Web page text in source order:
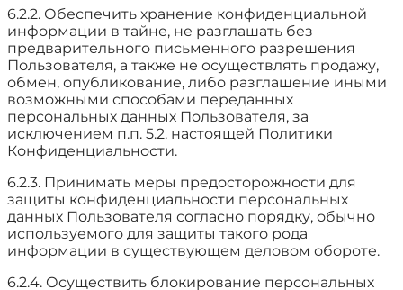
6.2.2. Обеспечить хранение конфиденциальной
информации в тайне, не разглашать без
предварительного письменного разрешения
Пользователя, а также не осуществлять продажу,
обмен, опубликование, либо разглашение иными
возможными способами переданных
персональных данных Пользователя, за
исключением п.п. 5.2. настоящей Политики
Конфиденциальности.
6.2.3. Принимать меры предосторожности для
защиты конфиденциальности персональных
данных Пользователя согласно порядку, обычно
используемого для защиты такого рода
информации в существующем деловом обороте.
6.2.4. Осуществить блокирование персональных